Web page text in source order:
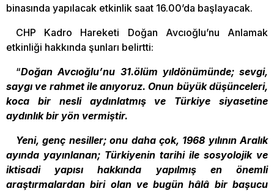
binasında yapılacak etkinlik saat 16.00’da başlayacak.
CHP Kadro Hareketi Doğan Avcıoğlu’nu Anlamak
etkinliği hakkında şunları belirtti:
“Doğan Avcıoğlu’nu 31.ölüm yıldönümünde; sevgi,
saygı ve rahmet ile anıyoruz. Onun büyük düşünceleri,
koca bir nesli aydınlatmış ve Türkiye siyasetine
aydınlık bir yön vermiştir.
Yeni, genç nesiller; onu daha çok, 1968 yılının Aralık
ayında yayınlanan; Türkiyenin tarihi ile sosyolojik ve
iktisadi yapısı hakkında yapılmış en önemli
araştırmalardan biri olan ve bugün hâlâ bir başucu